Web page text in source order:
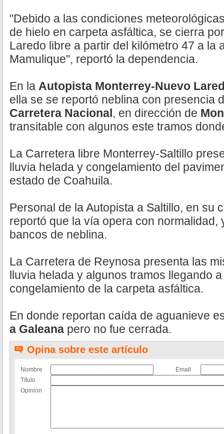
"Debido a las condiciones
de hielo en carpeta asfáltica, se cierra
Laredo libre a partir del kilómetro 47 a la
Mamulique", reportó la dependencia.
En la Autopista Monterrey-Nuevo
ella se se reportó neblina con presencia
Carretera Nacional, en dirección de
transitable con algunos este tramos
La Carretera libre Monterrey-Saltillo
lluvia helada y congelamiento del
estado de Coahuila.
Personal de la Autopista a Saltillo, en su
reportó que la vía opera con normalidad,
bancos de neblina.
La Carretera de Reynosa presenta las
lluvia helada y algunos tramos llegando
congelamiento de la carpeta asfáltica.
En donde reportan caída de aguanieve
a Galeana pero no fue cerrada.
Opina sobre este artículo
Nombre
Email
Título
Opinion